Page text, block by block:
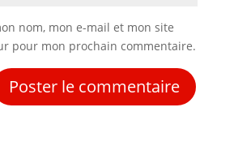
nom, mon e-mail et mon site
pour mon prochain commentaire.